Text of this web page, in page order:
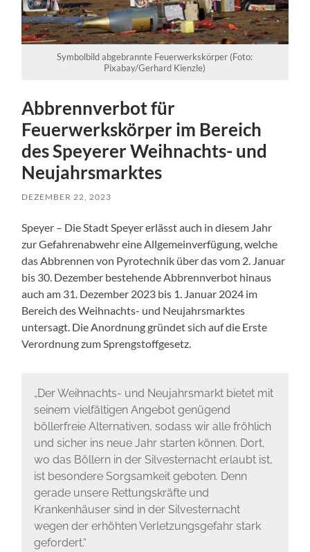
Symbolbild abgebrannte Feuerwerkskörper (Foto:
Pixabay/Gerhard Kienzle)
Abbrennverbot für
Feuerwerkskörper im Bereich
des Speyerer Weihnachts- und
Neujahrsmarktes
DEZEMBER 22, 2023
Speyer – Die Stadt Speyer erlässt auch in diesem Jahr
zur Gefahrenabwehr eine Allgemeinverfügung, welche
das Abbrennen von Pyrotechnik über das vom 2. Januar
bis 30. Dezember bestehende Abbrennverbot hinaus
auch am 31. Dezember 2023 bis 1. Januar 2024 im
Bereich des Weihnachts- und Neujahrsmarktes
untersagt. Die Anordnung gründet sich auf die Erste
Verordnung zum Sprengstoffgesetz.
„Der Weihnachts- und Neujahrsmarkt bietet mit
seinem vielfältigen Angebot genügend
böllerfreie Alternativen, sodass wir alle fröhlich
und sicher ins neue Jahr starten können. Dort,
wo das Böllern in der Silvesternacht erlaubt ist,
ist besondere Sorgsamkeit geboten. Denn
gerade unsere Rettungskräfte und
Krankenhäuser sind in der Silvesternacht
wegen der erhöhten Verletzungsgefahr stark
gefordert.“